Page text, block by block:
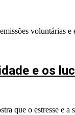
voluntárias
e os
que o estresse e